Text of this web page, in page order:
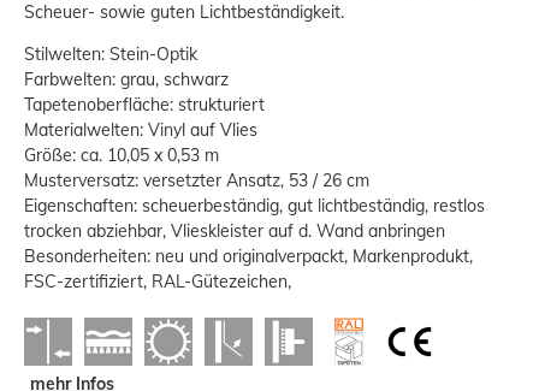
Scheuer- sowie guten Lichtbeständigkeit.
Stilwelten: Stein-Optik
Farbwelten: grau, schwarz
Tapetenoberfläche: strukturiert
Materialwelten: Vinyl auf Vlies
Größe: ca. 10,05 x 0,53 m
Musterversatz: versetzter Ansatz, 53 / 26 cm
Eigenschaften: scheuerbeständig, gut lichtbeständig, restlos
trocken abziehbar, Vlieskleister auf d. Wand anbringen
Besonderheiten: neu und originalverpackt, Markenprodukt,
FSC-zertifiziert, RAL-Gütezeichen,
mehr Infos